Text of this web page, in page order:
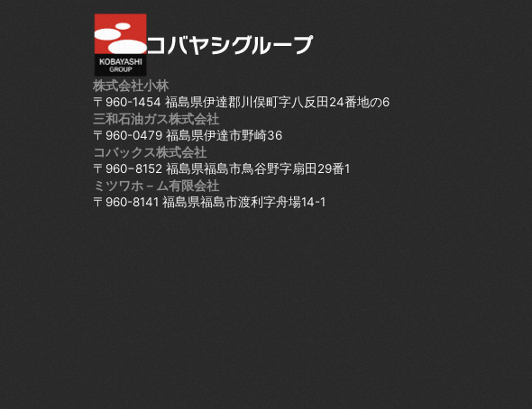
株式会社小林
〒960-1454 福島県伊達郡川俣町字八反田24番地の6
三和石油ガス株式会社
〒960-0479 福島県伊達市野崎36
コバックス株式会社
〒960−8152 福島県福島市鳥谷野字扇田29番1
ミツワホ－ム有限会社
〒960-8141 福島県福島市渡利字舟場14-1